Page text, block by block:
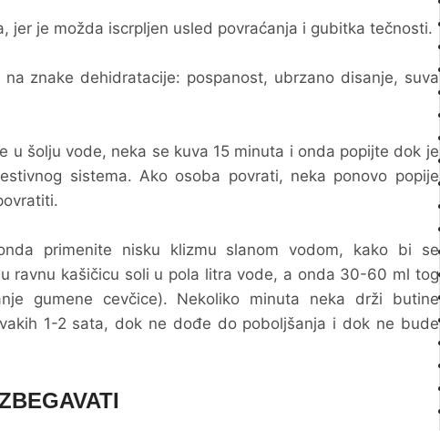
jer je možda iscrpljen usled povraćanja i gubitka tečnosti.
znake dehidratacije: pospanost, ubrzano disanje, suva
u šolju vode, neka se kuva 15 minuta i onda popijte dok je
sistema. Ako osoba povrati, neka ponovo popije
primenite nisku klizmu slanom vodom, kako bi se
ravnu kašičicu soli u pola litra vode, a onda 30-60 ml tog
gumene cevčice). Nekoliko minuta neka drži butine
1-2 sata, dok ne dođe do poboljšanja i dok ne bude